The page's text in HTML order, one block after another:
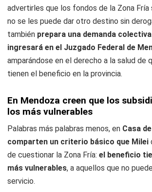
advertirles que los fondos de la Zona Fría
no se les puede dar otro destino sin
también prepara una demanda
ingresará en el Juzgado Federal de
amparándose en el derecho a la salud de
tienen el beneficio en la provincia.
En Mendoza creen que los
los más vulnerables
Palabras más palabras menos, en Casa
comparten un criterio básico que Milei
de cuestionar la Zona Fría: el beneficio
más vulnerables, a aquellos que no
servicio.